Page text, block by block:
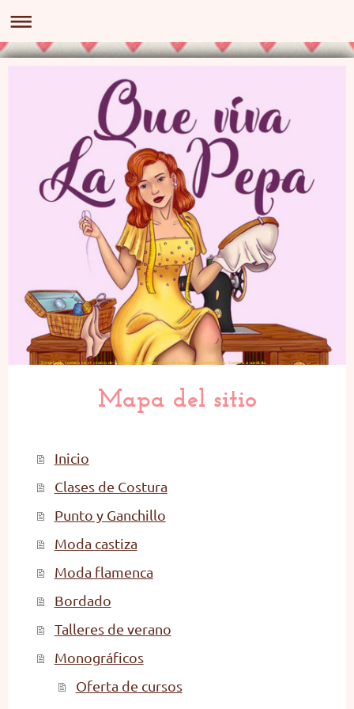
Escuela de costura en el centro de madrid. Impartimos clases de patronaje y confección. Costura a medida.
Mapa del sitio
Inicio
Clases de Costura
Punto y Ganchillo
Moda castiza
Moda flamenca
Bordado
Talleres de verano
Monográficos
Oferta de cursos